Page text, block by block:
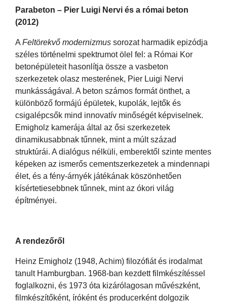
Parabeton – Pier Luigi Nervi és a római beton
(2012)
A Feltörekvő modernizmus sorozat harmadik epizódja
széles történelmi spektrumot ölel fel: a Római Kor
betonépületeit hasonlítja össze a vasbeton
szerkezetek olasz mesterének, Pier Luigi Nervi
munkásságával. A beton számos formát önthet, a
különböző formájú épületek, kupolák, lejtők és
csigalépcsők mind innovatív minőségét képviselnek.
Emigholz kamerája által az ősi szerkezetek
dinamikusabbnak tűnnek, mint a múlt század
struktúrái. A dialógus nélküli, emberektől szinte mentes
képeken az ismerős cementszerkezetek a mindennapi
élet, és a fény-árnyék játékának köszönhetően
kísértetiesebbnek tűnnek, mint az ókori világ
építményei.
A rendezőről
Heinz Emigholz (1948, Achim) filozófiát és irodalmat
tanult Hamburgban. 1968-ban kezdett filmkészítéssel
foglalkozni, és 1973 óta kizárólagosan művészként,
filmkészítőként, íróként és producerként dolgozik